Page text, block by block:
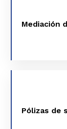
Mediación
Pólizas de